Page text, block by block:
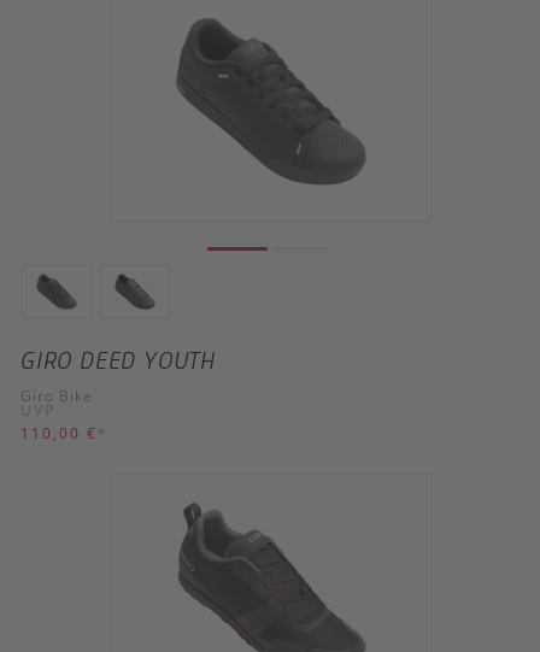
GIRO DEED YOUTH
Giro Bike
UVP
110,00 € *